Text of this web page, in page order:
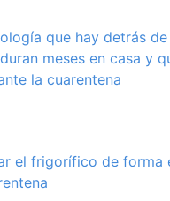
que hay detrás
meses en casa y
la cuarentena
el frigorífico de forma